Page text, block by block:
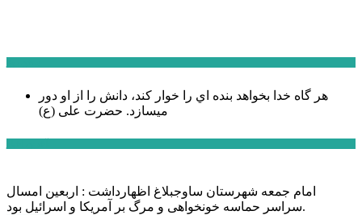
هر گاه خدا بخواهد بنده اي را خوار كند، دانش را از او دور
میسازد. حضرت علی (ع)
امام جمعه شهرستان ساوجبلاغ اظهارداشت : اربعین امسال
سراسر حماسه خونخواهی و مرگ بر آمریکا و اسرائیل بود.